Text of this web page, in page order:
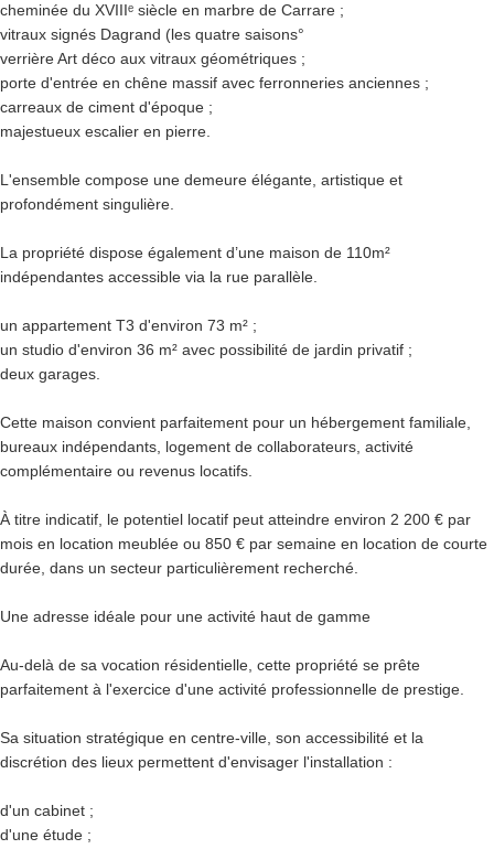
cheminée du XVIIIᵉ siècle en marbre de Carrare ;
vitraux signés Dagrand (les quatre saisons°
verrière Art déco aux vitraux géométriques ;
porte d'entrée en chêne massif avec ferronneries anciennes ;
carreaux de ciment d'époque ;
majestueux escalier en pierre.
L'ensemble compose une demeure élégante, artistique et
profondément singulière.
La propriété dispose également d’une maison de 110m²
indépendantes accessible via la rue parallèle.
un appartement T3 d'environ 73 m² ;
un studio d'environ 36 m² avec possibilité de jardin privatif ;
deux garages.
Cette maison convient parfaitement pour un hébergement familiale,
bureaux indépendants, logement de collaborateurs, activité
complémentaire ou revenus locatifs.
À titre indicatif, le potentiel locatif peut atteindre environ 2 200 € par
mois en location meublée ou 850 € par semaine en location de courte
durée, dans un secteur particulièrement recherché.
Une adresse idéale pour une activité haut de gamme
Au-delà de sa vocation résidentielle, cette propriété se prête
parfaitement à l'exercice d'une activité professionnelle de prestige.
Sa situation stratégique en centre-ville, son accessibilité et la
discrétion des lieux permettent d'envisager l'installation :
d'un cabinet ;
d'une étude ;